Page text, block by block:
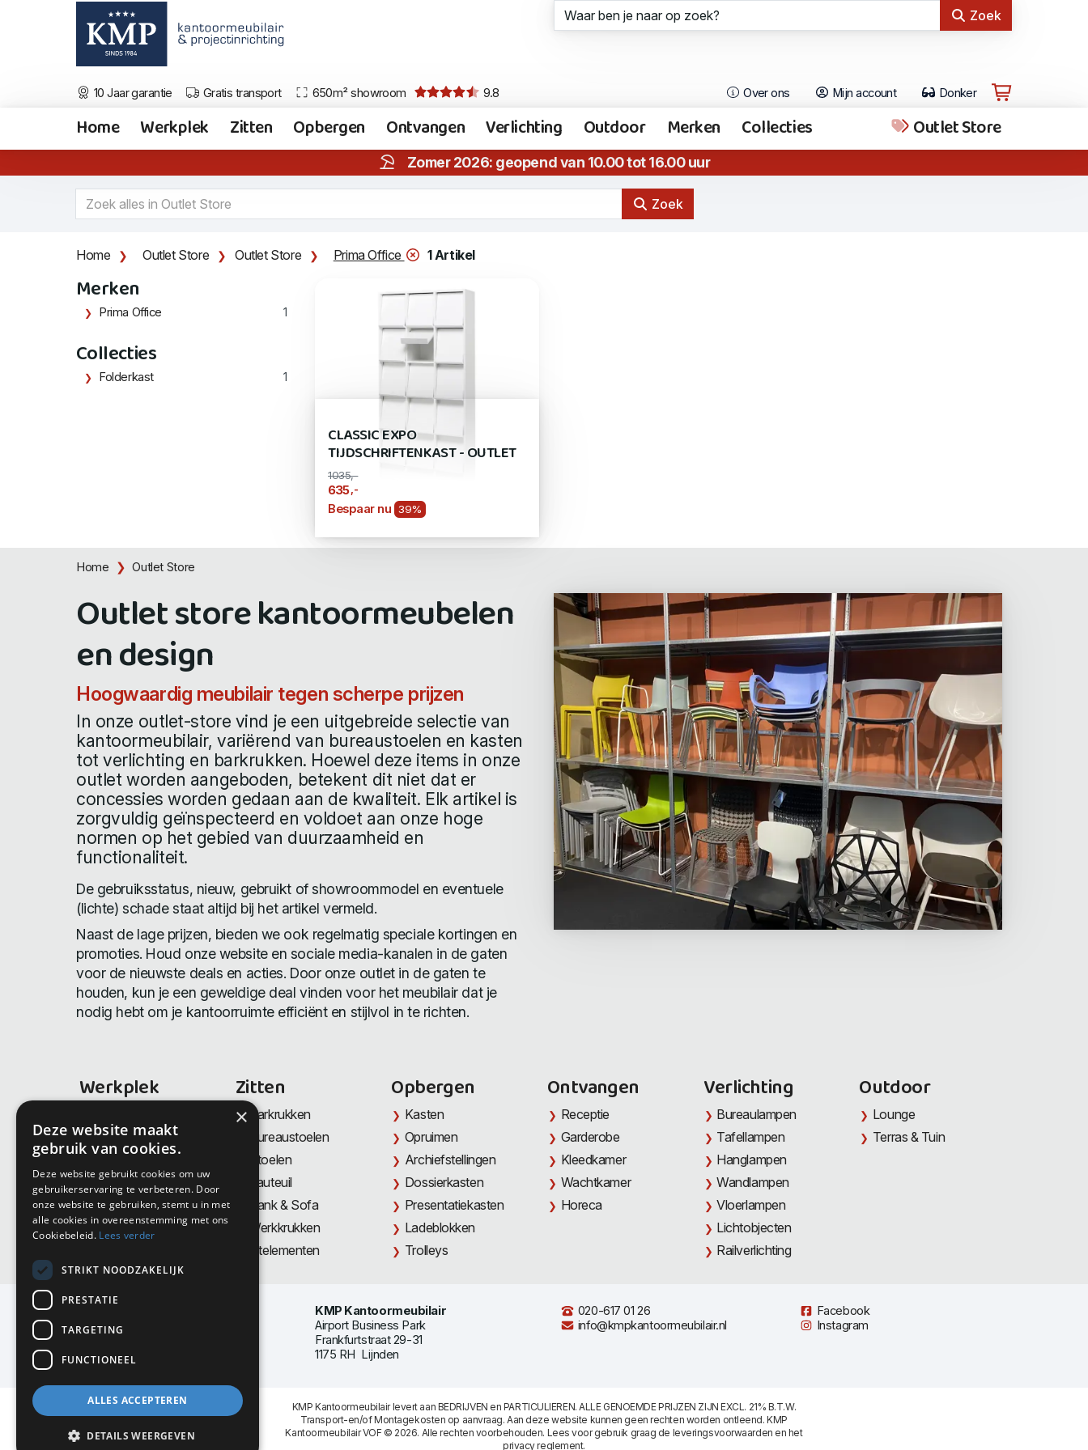
Zoek
10 Jaar garantie Gratis transport 650m² showroom 9.8 Over ons Mijn account Donker
Home Werkplek Zitten Opbergen Ontvangen Verlichting Outdoor Merken Collecties Outlet Store
Zomer 2026: geopend van 10.00 tot 16.00 uur
Zoek
Home Outlet Store Outlet Store Prima Office 1 Artikel
Merken
Prima Office 1
Collecties
Folderkast 1
CLASSIC EXPO
TIJDSCHRIFTENKAST - OUTLET
1035,-
635 ,-
Bespaar nu 39%
Home Outlet Store
Outlet store kantoormeubelen
en design
Hoogwaardig meubilair tegen scherpe prijzen
In onze outlet-store vind je een uitgebreide selectie van
kantoormeubilair, variërend van bureaustoelen en kasten
tot verlichting en barkrukken. Hoewel deze items in onze
outlet worden aangeboden, betekent dit niet dat er
concessies worden gedaan aan de kwaliteit. Elk artikel is
zorgvuldig geïnspecteerd en voldoet aan onze hoge
normen op het gebied van duurzaamheid en
functionaliteit.
De gebruiksstatus, nieuw, gebruikt of showroommodel en eventuele
(lichte) schade staat altijd bij het artikel vermeld.
Naast de lage prijzen, bieden we ook regelmatig speciale kortingen en
promoties. Houd onze website en sociale media-kanalen in de gaten
voor de nieuwste deals en acties. Door onze outlet in de gaten te
houden, kun je een geweldige deal vinden voor het meubilair dat je
nodig hebt om je kantoorruimte efficiënt en stijlvol in te richten.
Werkplek
Thuiswerkplek
Directiemeubilair
Akoestiek & Privacy
Tafels
Zitten
Barkrukken
Bureaustoelen
Stoelen
Fauteuil
Bank & Sofa
Werkkrukken
Zitelementen
Opbergen
Kasten
Opruimen
Archiefstellingen
Dossierkasten
Presentatiekasten
Ladeblokken
Trolleys
Ontvangen
Receptie
Garderobe
Kleedkamer
Wachtkamer
Horeca
Verlichting
Bureaulampen
Tafellampen
Hanglampen
Wandlampen
Vloerlampen
Lichtobjecten
Railverlichting
Outdoor
Lounge
Terras & Tuin
KMP Kantoormeubilair
Airport Business Park
Frankfurtstraat 29-31
1175 RH Lijnden
020-617 01 26
info@kmpkantoormeubilair.nl
Facebook
Instagram
KMP Kantoormeubilair levert aan BEDRIJVEN en PARTICULIEREN. ALLE GENOEMDE PRIJZEN ZIJN EXCL. 21% B.T.W.
Transport-en/of Montagekosten op aanvraag. Aan deze website kunnen geen rechten worden ontleend. KMP
Kantoormeubilair VOF © 2026. Alle rechten voorbehouden. Lees voor gebruik graag de leveringsvoorwaarden en het
privacy reglement.
×
Deze website maakt
gebruik van cookies.
Deze website gebruikt cookies om uw
gebruikerservaring te verbeteren. Door
onze website te gebruiken, stemt u in met
alle cookies in overeenstemming met ons
Cookiebeleid. Lees verder
STRIKT NOODZAKELIJK
PRESTATIE
TARGETING
FUNCTIONEEL
ALLES ACCEPTEREN
DETAILS WEERGEVEN